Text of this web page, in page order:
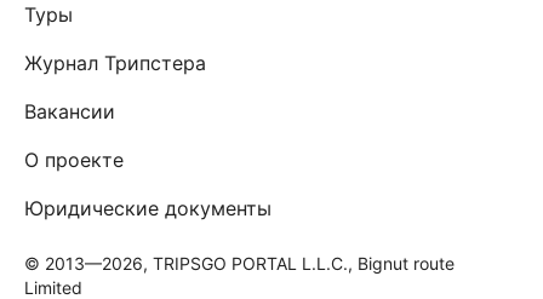
Туры
Журнал Трипстера
Вакансии
О проекте
Юридические документы
© 2013—2026, TRIPSGO PORTAL L.L.C., Bignut route
Limited